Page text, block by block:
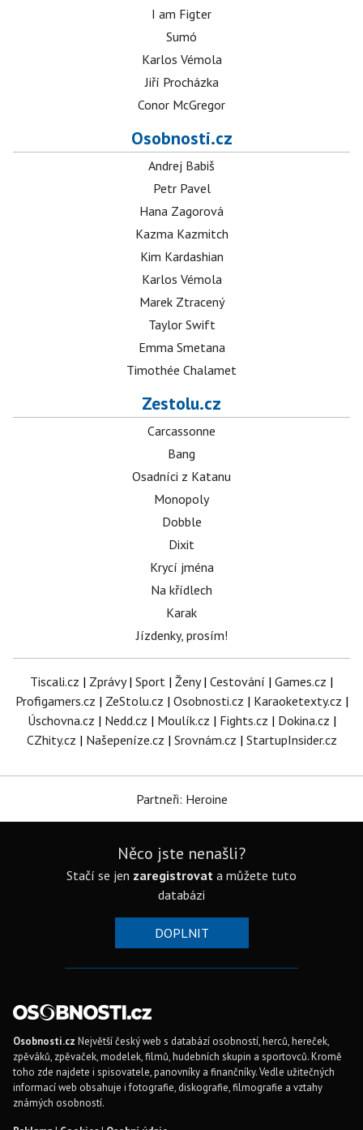
I am Figter
Sumó
Karlos Vémola
Jiří Procházka
Conor McGregor
Osobnosti.cz
Andrej Babiš
Petr Pavel
Hana Zagorová
Kazma Kazmitch
Kim Kardashian
Karlos Vémola
Marek Ztracený
Taylor Swift
Emma Smetana
Timothée Chalamet
Zestolu.cz
Carcassonne
Bang
Osadníci z Katanu
Monopoly
Dobble
Dixit
Krycí jména
Na křídlech
Karak
Jízdenky, prosím!
Tiscali.cz | Zprávy| Sport | Ženy| Cestování | Games.cz |
Profigamers.cz | ZeStolu.cz | Osobnosti.cz | Karaoketexty.cz |
Úschovna.cz | Nedd.cz | Moulík.cz | Fights.cz | Dokina.cz |
CZhity.cz | Našepeníze.cz | Srovnám.cz | StartupInsider.cz
Partneři: Heroine
Něco jste nenašli?
Stačí se jen zaregistrovat a můžete tuto
databázi
DOPLNIT
Osobnosti.cz Největší český web s databází osobností, herců, hereček,
zpěváků, zpěvaček, modelek, filmů, hudebních skupin a sportovců. Kromě
toho zde najdete i spisovatele, panovníky a finančníky. Vedle užitečných
informací web obsahuje i fotografie, diskografie, filmografie a vztahy
známých osobností.